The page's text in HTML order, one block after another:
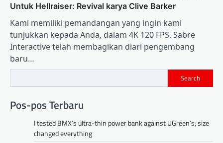
Untuk Hellraiser: Revival karya Clive Barker
Kami memiliki pemandangan yang ingin kami
tunjukkan kepada Anda, dalam 4K 120 FPS. Sabre
Interactive telah membagikan diari pengembang
baru…
Search
Pos-pos Terbaru
I tested BMX’s ultra-thin power bank against UGreen’s; size
changed everything